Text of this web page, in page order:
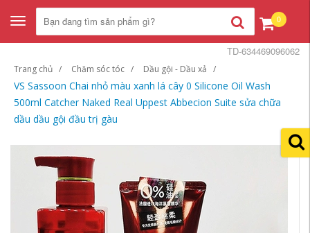
Toggle
navigation
0
Trang chủ Chăm sóc tóc Dầu gội - Dầu xả
VS Sassoon Chai nhỏ màu xanh lá cây 0 Silicone Oil Wash
500ml Catcher Naked Real Uppest Abbecion Suite sửa chữa
dầu dầu gội đầu trị gàu
TD-634469096062